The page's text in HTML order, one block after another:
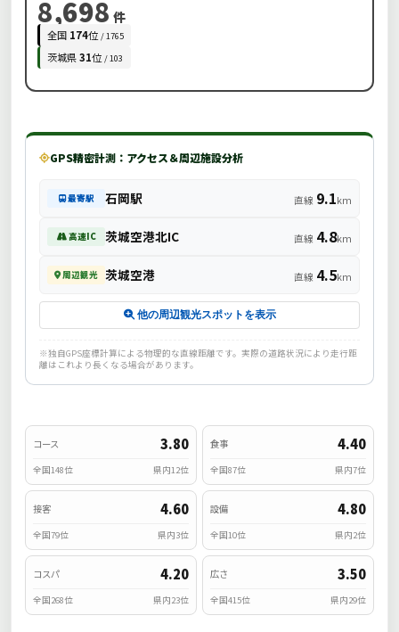
8,698 件
全国 174位 / 1765
茨城県31位 / 103
GPS精密計測：アクセス＆周辺施設分析
最寄駅 石岡駅 直線 9.1km
高速IC 茨城空港北IC 直線 4.8km
周辺観光 茨城空港 直線 4.5km
他の周辺観光スポットを表示
※独自GPS座標計算による物理的な直線距離です。実際の道路状況により走行距
離はこれより長くなる場合があります。
コース 3.80
全国148位 県内12位
食事 4.40
全国87位 県内7位
接客 4.60
全国79位 県内3位
設備 4.80
全国10位 県内2位
コスパ 4.20
全国268位 県内23位
広さ 3.50
全国415位 県内29位